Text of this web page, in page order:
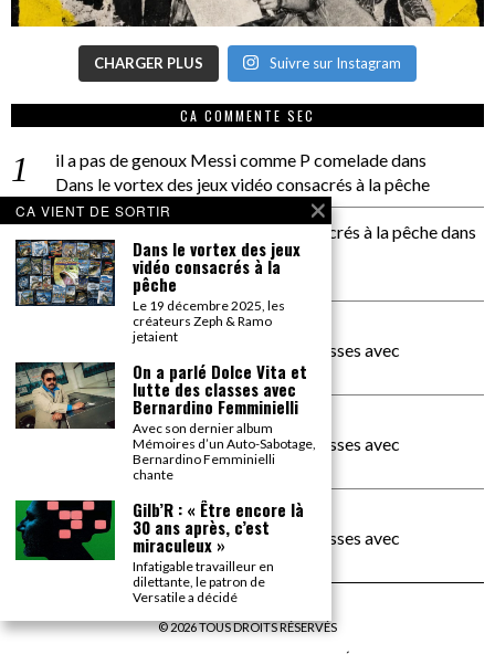
CHARGER PLUS Suivre sur Instagram
CA COMMENTE SEC
il a pas de genoux Messi comme P comeladedans
Dans le vortex des jeux vidéo consacrés à la pêche
Dans le vortex des jeux vidéos consacrés à la pêchedans
PACÔME THIELLEMENT
La séance d’Hip Gnose
dans
On a parlé Dolce Vita et lutte des classes avec
Bernardino Femminielli
carte noire negra à l'o tiededans
On a parlé Dolce Vita et lutte des classes avec
Bernardino Femminielli
moise et son mascarédans
On a parlé Dolce Vita et lutte des classes avec
Bernardino Femminielli
©2026TOUS DROITS RÉSERVÉS
CA VIENT DE SORTIR
Dans le vortex des jeux
vidéo consacrés à la
pêche
Le 19 décembre 2025, les
créateurs Zeph & Ramo
jetaient
On a parlé Dolce Vita et
lutte des classes avec
Bernardino Femminielli
Avec son dernier album
Mémoires d’un Auto-Sabotage,
Bernardino Femminielli
chante
Gilb’R : « Être encore là
30 ans après, c’est
miraculeux »
Infatigable travailleur en
dilettante, le patron de
Versatile a décidé